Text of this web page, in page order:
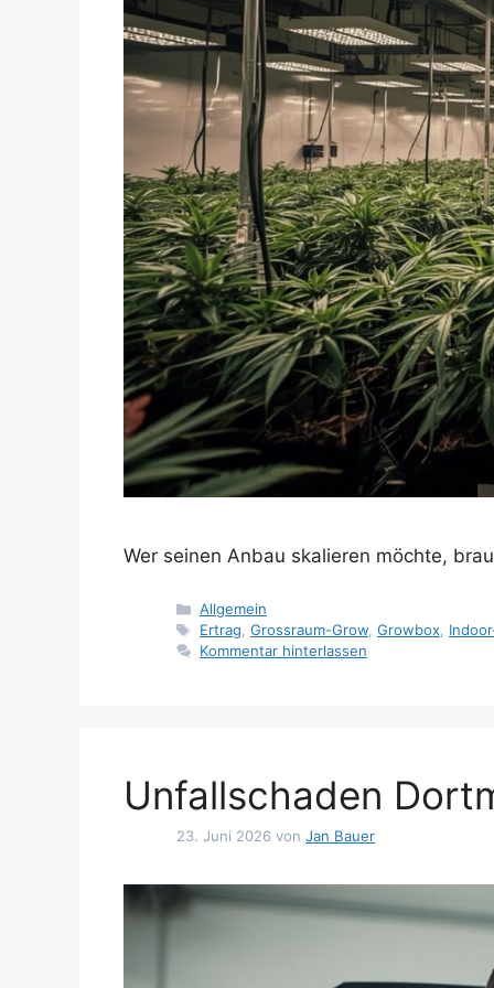
Wer seinen Anbau skalieren möchte,
Kategorien
Allgemein
Schlagwörter
Ertrag, Grossraum-Grow, Growbox,
Kommentar hinterlassen
Unfallschaden
23. Juni 2026 von Jan Bauer